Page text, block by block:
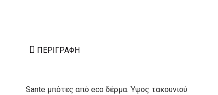
ΠΕΡΙΓΡΑΦΉ
Sante μπότες από eco δέρμα. Ύψος τακουνιού